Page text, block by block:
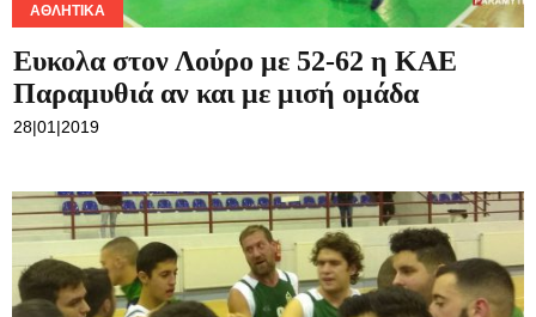
ΑΘΛΗΤΙΚΆ
Ευκολα στον Λούρο με 52-62 η ΚΑΕ
Παραμυθιά αν και με μισή ομάδα
28|01|2019